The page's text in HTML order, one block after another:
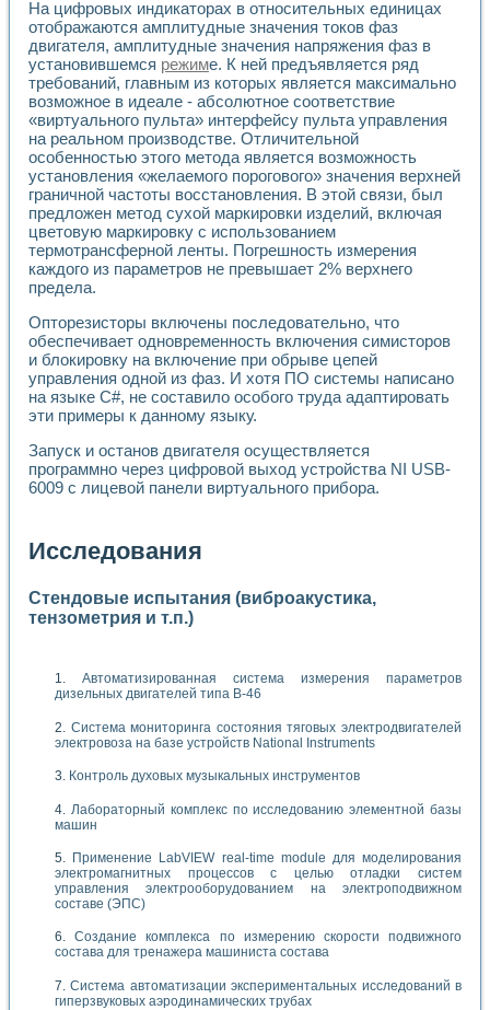
На цифровых индикаторах в относительных единицах
отображаются амплитудные значения токов фаз
двигателя, амплитудные значения напряжения фаз в
установившемся режиме. К ней предъявляется ряд
требований, главным из которых является максимально
возможное в идеале - абсолютное соответствие
«виртуального пульта» интерфейсу пульта управления
на реальном производстве. Отличительной
особенностью этого метода является возможность
установления «желаемого порогового» значения верхней
граничной частоты восстановления. В этой связи, был
предложен метод сухой маркировки изделий, включая
цветовую маркировку с использованием
термотрансферной ленты. Погрешность измерения
каждого из параметров не превышает 2% верхнего
предела.
Опторезисторы включены последовательно, что
обеспечивает одновременность включения симисторов
и блокировку на включение при обрыве цепей
управления одной из фаз. И хотя ПО системы написано
на языке С#, не составило особого труда адаптировать
эти примеры к данному языку.
Запуск и останов двигателя осуществляется
программно через цифровой выход устройства NI USB-
6009 с лицевой панели виртуального прибора.
Исследования
Стендовые испытания (виброакустика,
тензометрия и т.п.)
Автоматизированная система измерения параметров
дизельных двигателей типа В-46
Система мониторинга состояния тяговых электродвигателей
электровоза на базе устройств National Instruments
Контроль духовых музыкальных инструментов
Лабораторный комплекс по исследованию элементной базы
машин
Применение LabVIEW real-time module для моделирования
электромагнитных процессов с целью отладки систем
управления электрооборудованием на электроподвижном
составе (ЭПС)
Создание комплекса по измерению скорости подвижного
состава для тренажера машиниста состава
Система автоматизации экспериментальных исследований в
гиперзвуковых аэродинамических трубах